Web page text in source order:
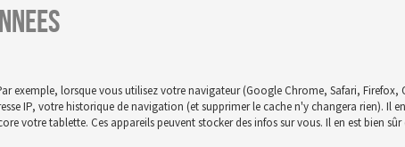
exemple, lorsque vous utilisez votre navigateur (Google Chrome, Safari, Firefox,
IP, votre historique de navigation (et supprimer le cache n'y changera rien). Il
votre tablette. Ces appareils peuvent stocker des infos sur vous. Il en est bien